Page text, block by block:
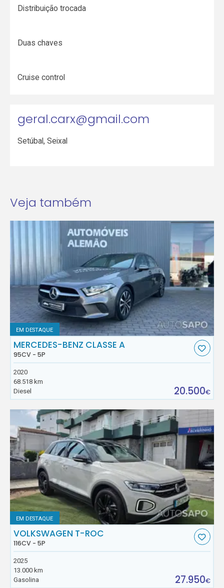
Distribuição trocada
Duas chaves
Cruise control
geral.carx@gmail.com
Setúbal,Seixal
Veja também
EM DESTAQUE
MERCEDES-BENZ CLASSE A
95CV - 5P
2020
68.518 km
Diesel
20.500€
EM DESTAQUE
VOLKSWAGEN T-ROC
116CV - 5P
2025
13.000 km
Gasolina
27.950€